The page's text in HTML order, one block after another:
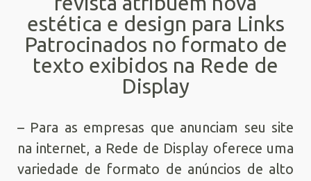
estética e design para Links
Patrocinados no formato de
texto exibidos na Rede de
Display
– Para as empresas que anunciam seu site
na internet, a Rede de Display oferece uma
variedade de formato de anúncios de alto